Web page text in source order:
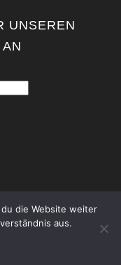
UNSEREN
artist berlin . all
die Website weiter
aus.